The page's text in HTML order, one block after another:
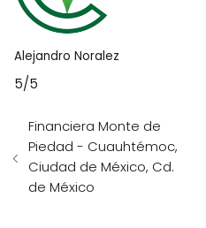
Alejandro Noralez
5/5
Financiera Monte de
Piedad - Cuauhtémoc,
Ciudad de México, Cd.
de México